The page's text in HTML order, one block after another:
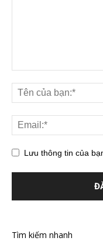
Lưu thông tin của
Tìm kiếm nhanh